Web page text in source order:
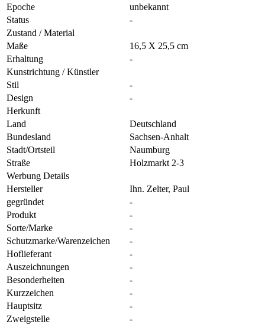
Epoche
unbekannt
Status
-
Zustand / Material
Maße
16,5 X 25,5 cm
Erhaltung
-
Kunstrichtung / Künstler
Stil
-
Design
-
Herkunft
Land
Deutschland
Bundesland
Sachsen-Anhalt
Stadt/Ortsteil
Naumburg
Straße
Holzmarkt 2-3
Werbung Details
Hersteller
Ihn. Zelter, Paul
gegründet
-
Produkt
-
Sorte/Marke
-
Schutzmarke/Warenzeichen
-
Hoflieferant
-
Auszeichnungen
-
Besonderheiten
-
Kurzzeichen
-
Hauptsitz
-
Zweigstelle
-